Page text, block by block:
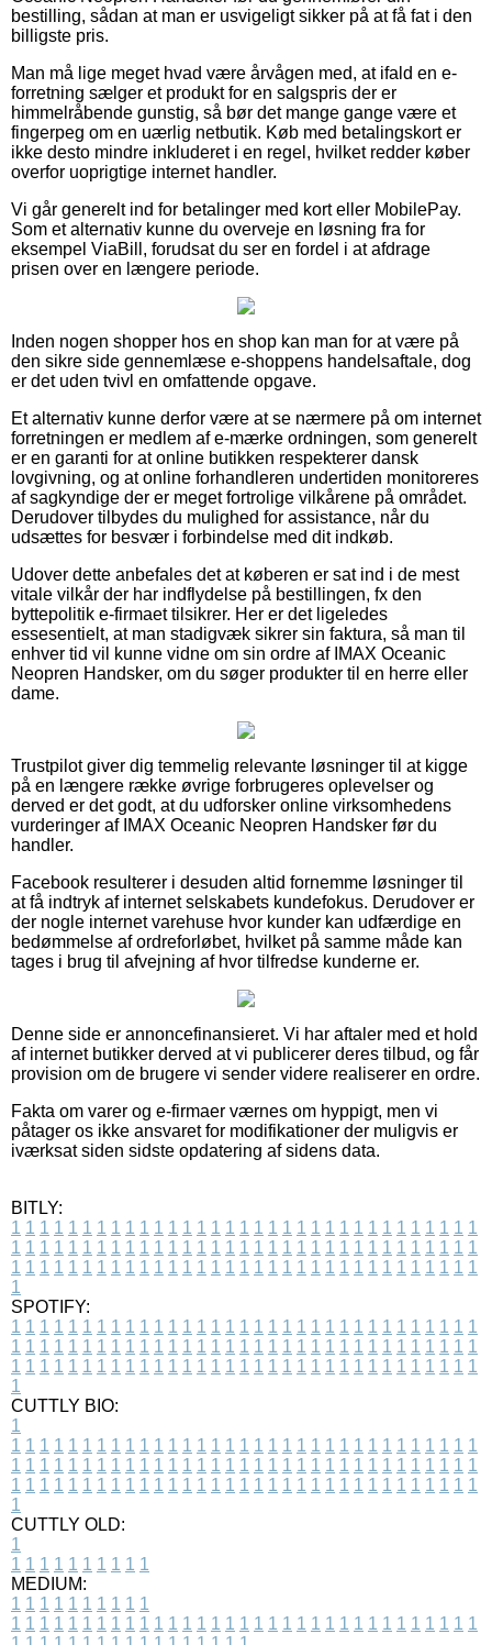
bestilling, sådan at man er usvigeligt sikker på at få fat i den
billigste pris.
Man må lige meget hvad være årvågen med, at ifald en e-
forretning sælger et produkt for en salgspris der er
himmelråbende gunstig, så bør det mange gange være et
fingerpeg om en uærlig netbutik. Køb med betalingskort er
ikke desto mindre inkluderet i en regel, hvilket redder køber
overfor uoprigtige internet handler.
Vi går generelt ind for betalinger med kort eller MobilePay.
Som et alternativ kunne du overveje en løsning fra for
eksempel ViaBill, forudsat du ser en fordel i at afdrage
prisen over en længere periode.
Inden nogen shopper hos en shop kan man for at være på
den sikre side gennemlæse e-shoppens handelsaftale, dog
er det uden tvivl en omfattende opgave.
Et alternativ kunne derfor være at se nærmere på om internet
forretningen er medlem af e-mærke ordningen, som generelt
er en garanti for at online butikken respekterer dansk
lovgivning, og at online forhandleren undertiden monitoreres
af sagkyndige der er meget fortrolige vilkårene på området.
Derudover tilbydes du mulighed for assistance, når du
udsættes for besvær i forbindelse med dit indkøb.
Udover dette anbefales det at køberen er sat ind i de mest
vitale vilkår der har indflydelse på bestillingen, fx den
byttepolitik e-firmaet tilsikrer. Her er det ligeledes
essesentielt, at man stadigvæk sikrer sin faktura, så man til
enhver tid vil kunne vidne om sin ordre af IMAX Oceanic
Neopren Handsker, om du søger produkter til en herre eller
dame.
Trustpilot giver dig temmelig relevante løsninger til at kigge
på en længere række øvrige forbrugeres oplevelser og
derved er det godt, at du udforsker online virksomhedens
vurderinger af IMAX Oceanic Neopren Handsker før du
handler.
Facebook resulterer i desuden altid fornemme løsninger til
at få indtryk af internet selskabets kundefokus. Derudover er
der nogle internet varehuse hvor kunder kan udfærdige en
bedømmelse af ordreforløbet, hvilket på samme måde kan
tages i brug til afvejning af hvor tilfredse kunderne er.
Denne side er annoncefinansieret. Vi har aftaler med et hold
af internet butikker derved at vi publicerer deres tilbud, og får
provision om de brugere vi sender videre realiserer en ordre.
Fakta om varer og e-firmaer værnes om hyppigt, men vi
påtager os ikke ansvaret for modifikationer der muligvis er
iværksat siden sidste opdatering af sidens data.
BITLY:
1 1 1 1 1 1 1 1 1 1 1 1 1 1 1 1 1 1 1 1 1 1 1 1 1 1 1 1 1 1 1 1 1
1 1 1 1 1 1 1 1 1 1 1 1 1 1 1 1 1 1 1 1 1 1 1 1 1 1 1 1 1 1 1 1 1
1 1 1 1 1 1 1 1 1 1 1 1 1 1 1 1 1 1 1 1 1 1 1 1 1 1 1 1 1 1 1 1 1
1
SPOTIFY:
1 1 1 1 1 1 1 1 1 1 1 1 1 1 1 1 1 1 1 1 1 1 1 1 1 1 1 1 1 1 1 1 1
1 1 1 1 1 1 1 1 1 1 1 1 1 1 1 1 1 1 1 1 1 1 1 1 1 1 1 1 1 1 1 1 1
1 1 1 1 1 1 1 1 1 1 1 1 1 1 1 1 1 1 1 1 1 1 1 1 1 1 1 1 1 1 1 1 1
1
CUTTLY BIO:
1
1 1 1 1 1 1 1 1 1 1 1 1 1 1 1 1 1 1 1 1 1 1 1 1 1 1 1 1 1 1 1 1 1
1 1 1 1 1 1 1 1 1 1 1 1 1 1 1 1 1 1 1 1 1 1 1 1 1 1 1 1 1 1 1 1 1
1 1 1 1 1 1 1 1 1 1 1 1 1 1 1 1 1 1 1 1 1 1 1 1 1 1 1 1 1 1 1 1 1
1
CUTTLY OLD:
1
1 1 1 1 1 1 1 1 1 1
MEDIUM:
1 1 1 1 1 1 1 1 1 1
1 1 1 1 1 1 1 1 1 1 1 1 1 1 1 1 1 1 1 1 1 1 1 1 1 1 1 1 1 1 1 1 1